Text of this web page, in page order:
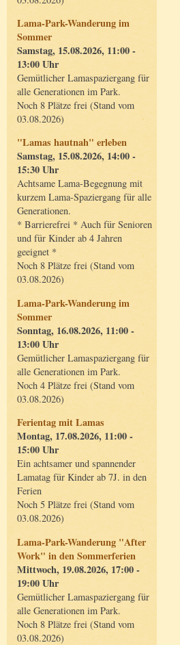
Lama-Park-Wanderung im
Sommer
Samstag, 15.08.2026, 11:00 -
13:00 Uhr
Gemütlicher Lamaspaziergang für
alle Generationen im Park.
Noch 8 Plätze frei (Stand vom
03.08.2026)
"Lamas hautnah" erleben
Samstag, 15.08.2026, 14:00 -
15:30 Uhr
Achtsame Lama-Begegnung mit
kurzem Lama-Spaziergang für alle
Generationen.
* Barrierefrei * Auch für Senioren
und für Kinder ab 4 Jahren
geeignet *
Noch 8 Plätze frei (Stand vom
03.08.2026)
Lama-Park-Wanderung im
Sommer
Sonntag, 16.08.2026, 11:00 -
13:00 Uhr
Gemütlicher Lamaspaziergang für
alle Generationen im Park.
Noch 4 Plätze frei (Stand vom
03.08.2026)
Ferientag mit Lamas
Montag, 17.08.2026, 11:00 -
15:00 Uhr
Ein achtsamer und spannender
Lamatag für Kinder ab 7J. in den
Ferien
Noch 5 Plätze frei (Stand vom
03.08.2026)
Lama-Park-Wanderung "After
Work" in den Sommerferien
Mittwoch, 19.08.2026, 17:00 -
19:00 Uhr
Gemütlicher Lamaspaziergang für
alle Generationen im Park.
Noch 8 Plätze frei (Stand vom
03.08.2026)